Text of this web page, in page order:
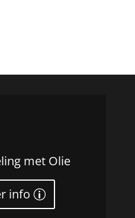
met Olie
info